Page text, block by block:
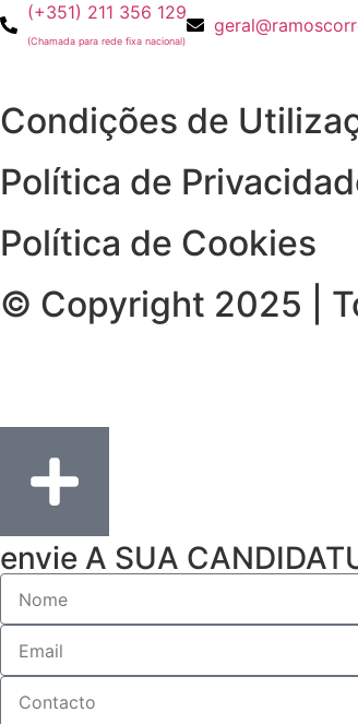
(+351) 211 356 129
(Chamada para rede fixa nacional)
Condições de
Política de
Política de Cookies
© Copyright 2025 |
envie A SUA